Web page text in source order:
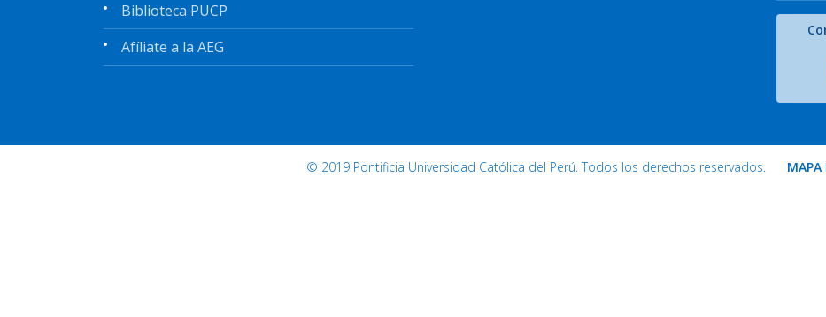
Biblioteca PUCP
Afíliate a la AEG
© 2019 Pontificia Universidad Católica del Perú. Todos los derechos reservados. MAPA